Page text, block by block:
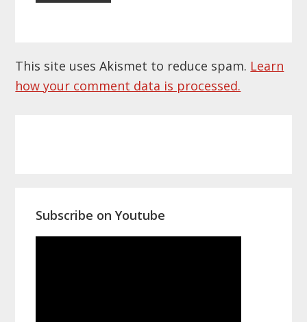
This site uses Akismet to reduce spam. Learn
how your comment data is processed.
Subscribe on Youtube